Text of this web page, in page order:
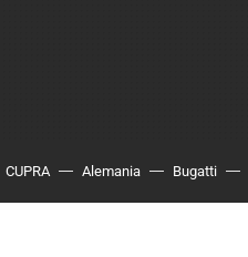
CUPRA Alemania Bugatti